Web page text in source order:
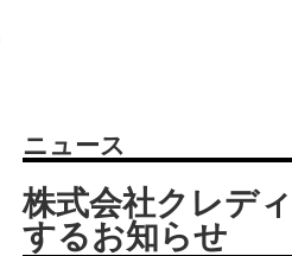
ニュース
株式会社クレデ
するお知らせ